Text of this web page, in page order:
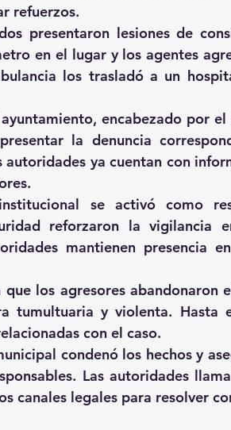
refuerzos.
presentaron lesiones de
en el lugar y los agentes
los trasladó a un
encabezado por
la denuncia
autoridades ya cuentan con
se activó como
reforzaron la vigilancia
mantienen presencia
que los agresores abandonaron
tumultuaria y violenta. Hasta
con el caso.
condenó los hechos y
Las autoridades
canales legales para resolver